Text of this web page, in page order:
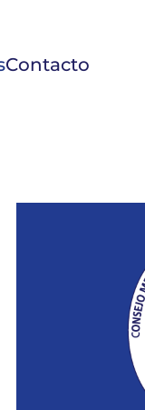
Contacto